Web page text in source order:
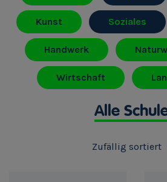
Kunst Soziales
Handwerk
Wirtschaft
Alle
Zufällig sortiert